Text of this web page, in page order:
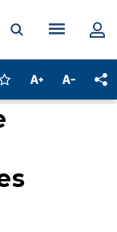
Ouvrir laMenu
Connectez-vous
Augmenter la